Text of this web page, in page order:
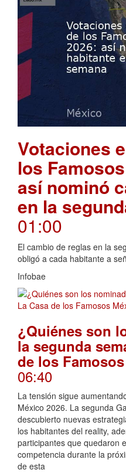
Votaciones
los
así nominó
en la
01:00
El cambio de reglas en la
obligó a cada habitante a
Infobae
¿Quiénes son
la segunda
de los
06:40
La tensión sigue
México 2026. La segunda
descubierto nuevas
los habitantes del reality,
participantes que quedaron
competencia durante la
de esta